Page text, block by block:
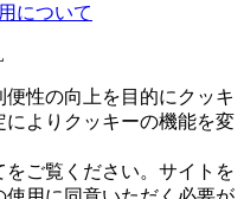
について
性の向上を目的にクッキ
よりクッキーの機能を変
をご覧ください。サイトを